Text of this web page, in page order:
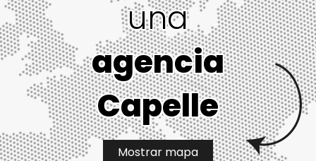
una
agencia
Capelle
Mostrar mapa